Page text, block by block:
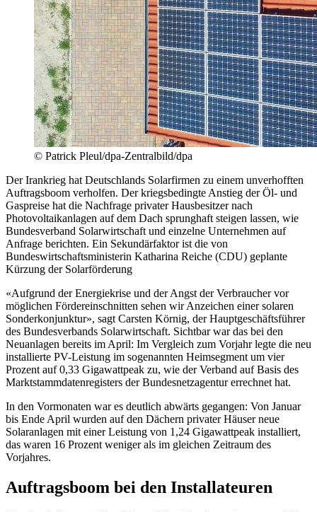
© Patrick Pleul/dpa-Zentralbild/dpa
Der Irankrieg hat Deutschlands Solarfirmen zu einem unverhofften
Auftragsboom verholfen. Der kriegsbedingte Anstieg der Öl- und
Gaspreise hat die Nachfrage privater Hausbesitzer nach
Photovoltaikanlagen auf dem Dach sprunghaft steigen lassen, wie
Bundesverband Solarwirtschaft und einzelne Unternehmen auf
Anfrage berichten. Ein Sekundärfaktor ist die von
Bundeswirtschaftsministerin Katharina Reiche (CDU) geplante
Kürzung der Solarförderung
«Aufgrund der Energiekrise und der Angst der Verbraucher vor
möglichen Fördereinschnitten sehen wir Anzeichen einer solaren
Sonderkonjunktur», sagt Carsten Körnig, der Hauptgeschäftsführer
des Bundesverbands Solarwirtschaft. Sichtbar war das bei den
Neuanlagen bereits im April: Im Vergleich zum Vorjahr legte die neu
installierte PV-Leistung im sogenannten Heimsegment um vier
Prozent auf 0,33 Gigawattpeak zu, wie der Verband auf Basis des
Marktstammdatenregisters der Bundesnetzagentur errechnet hat.
In den Vormonaten war es deutlich abwärts gegangen: Von Januar
bis Ende April wurden auf den Dächern privater Häuser neue
Solaranlagen mit einer Leistung von 1,24 Gigawattpeak installiert,
das waren 16 Prozent weniger als im gleichen Zeitraum des
Vorjahres.
Auftragsboom bei den Installateuren